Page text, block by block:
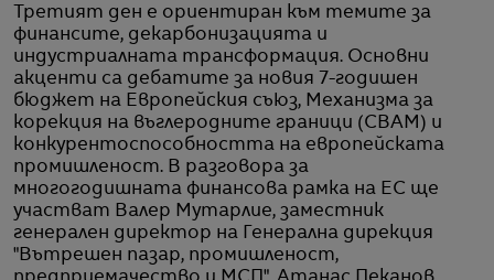
Третият ден е ориентиран към темите за
финансите, декарбонизацията и
индустриалната трансформация. Основни
акценти са дебатите за новия 7-годишен
бюджет на Европейския съюз, Механизма за
корекция на въглеродните граници (CBAM) и
конкурентоспособността на европейската
промишленост. В разговора за
многогодишната финансова рамка на ЕС ще
участват Валер Мутарлие, заместник
генерален директор на Генерална дирекция
"Вътрешен пазар, промишленост,